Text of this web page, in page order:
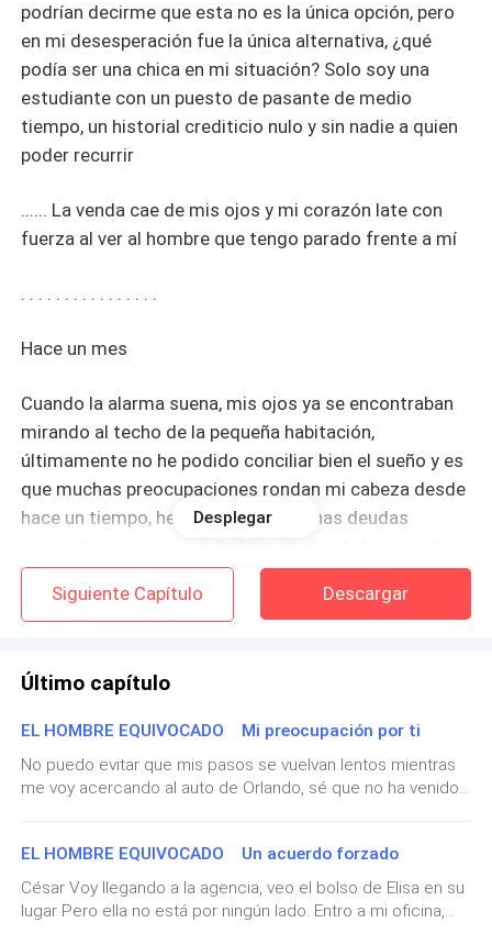
podrían decirme que esta no es la única opción, pero
en mi desesperación fue la única alternativa, ¿qué
podía ser una chica en mi situación? Solo soy una
estudiante con un puesto de pasante de medio
tiempo, un historial crediticio nulo y sin nadie a quien
poder recurrir
...... La venda cae de mis ojos y mi corazón late con
fuerza al ver al hombre que tengo parado frente a mí
. . . . . . . . . . . . . . . .
Hace un mes
Cuando la alarma suena, mis ojos ya se encontraban
mirando al techo de la pequeña habitación,
últimamente no he podido conciliar bien el sueño y es
que muchas preocupaciones rondan mi cabeza desde
hace un tiempo, he acumulado muchas deudas
universitarias y aunque trabajo en una de las agencias
publicitarias más importantes, mi sueldo es muy bajo,
ya que solo soy una pasante. El tema más importante
de cubrir mis gastos universitarios, pero ese no es el
manera, sé que algo malo le ha pasado y peor aún es
no tener idea de cómo está, no tengo a quien recurrir,
mi padre se niega a verme y sus estúpidas esposa e
Cuando salgo de los dormitorios, el reloj marca las
siete en punto, corro hasta la parada de autobuses
Desplegar
Siguiente Capítulo Descargar
Último capítulo
EL HOMBRE EQUIVOCADO Mi preocupación por ti
No puedo evitar que mis pasos se vuelvan lentos mientras
me voy acercando al auto de Orlando, sé que no ha venido
Orlando baja de inmediato del auto, su rostro me expresa
más que una palabras — ¿está todo bien? — no sabría
decírtelo, lo único que sé es que Violeta va a comenzar a
trabajar en la oficina a partir del lunes y necesito que me
EL HOMBRE EQUIVOCADO Un acuerdo forzado
César Voy llegando a la agencia, veo el bolso de Elisa en su
lugar Pero ella no está por ningún lado. Entro a mi oficina,